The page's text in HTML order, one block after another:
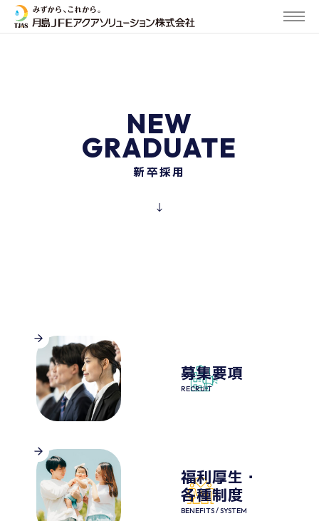
NEW
GRADUATE
新卒採用
募集要項
RECRUIT
福利厚生・
各種制度
BENEFITS / SYSTEM